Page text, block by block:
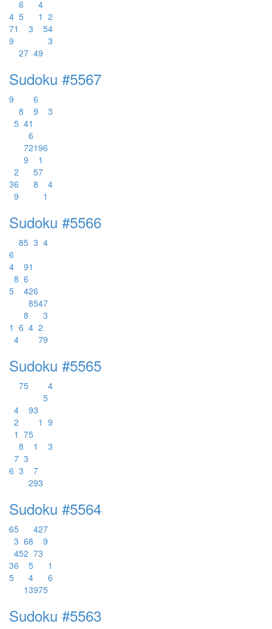
6
4
4 5 1 2
71 3 54
9
3
27 49
Sudoku #5567
9
6
8
9
3
5 41
6
72196
9
1
2
57
36 8
4
9
1
Sudoku #5566
85 3 4
6
4
91
8 6
5
426
8547
8
3
1 6 4 2
4
79
Sudoku #5565
75
4
5
4
93
2
1 9
1 75
8
1
3
7 3
6 3
7
293
Sudoku #5564
65 427
3 68
9
452 73
36 5
1
5
4
6
13975
Sudoku #5563